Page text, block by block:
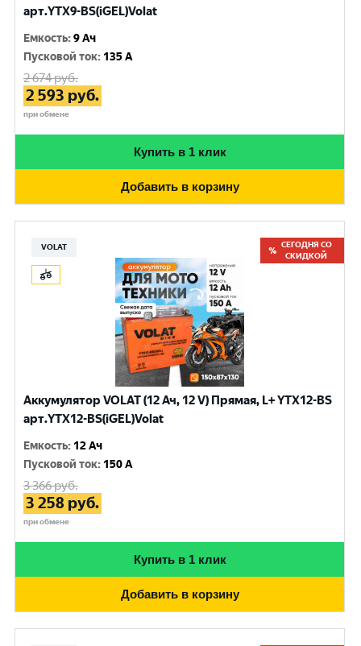
арт.YTX9-BS(iGEL)Volat
Емкость:9 Ач
Пусковой ток: 135 A
2 674руб.
2 593 руб.
при обмене
Купить в 1 клик
Добавить в корзину
VOLAT
СЕГОДНЯ СО
СКИДКОЙ
Аккумулятор VOLAT (12 Ач, 12 V) Прямая, L+ YTX12-BS
арт.YTX12-BS(iGEL)Volat
Емкость: 12 Ач
Пусковой ток: 150 A
3 366руб.
3 258 руб.
при обмене
Купить в 1 клик
Добавить в корзину